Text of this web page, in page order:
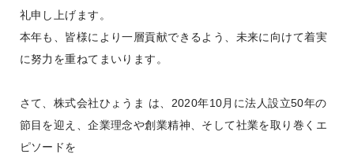
礼申し上げます。
本年も、皆様により一層貢献できるよう、未来に向けて着実
に努力を重ねてまいります。
さて、株式会社ひょうま は、2020年10月に法人設立50年の
節目を迎え、企業理念や創業精神、そして社業を取り巻くエ
ピソードを